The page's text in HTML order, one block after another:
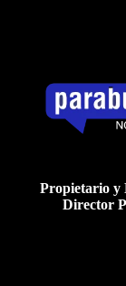
Propietario y
Director